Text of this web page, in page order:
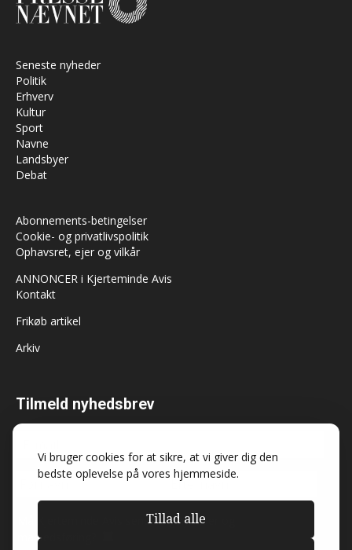
Vi bruger cookies for at sikre, at vi giver dig den
bedste oplevelse på vores hjemmeside.
Tillad alle
Seneste nyheder
Politik
Erhverv
Kultur
Sport
Navne
Landsbyer
Debat
Abonnements-betingelser
Cookie- og privatlivspolitik
Ophavsret, ejer og vilkår
ANNONCER i Kjerteminde Avis
Kontakt
Frikøb artikel
Arkiv
Tilmeld nyhedsbrev
Må Kjerteminde Avis sende dig nyheder og
markedsføring?